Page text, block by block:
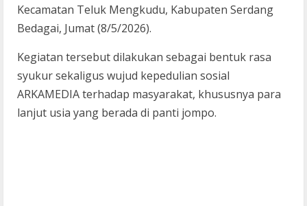
Kecamatan Teluk Mengkudu, Kabupaten Serdang
Bedagai, Jumat (8/5/2026).
Kegiatan tersebut dilakukan sebagai bentuk rasa
syukur sekaligus wujud kepedulian sosial
ARKAMEDIA terhadap masyarakat, khususnya para
lanjut usia yang berada di panti jompo.